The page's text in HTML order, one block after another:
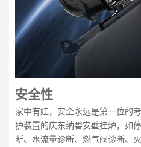
安全性
家中有娃，安全永远是第一位的
护装置的庆东纳碧安壁挂炉，如
断、水流量诊断、燃气阀诊断、